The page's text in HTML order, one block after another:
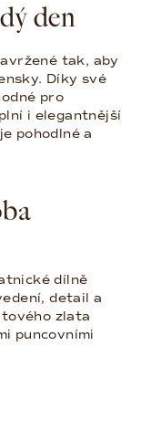
den
tak, aby
Díky své
pro
i elegantnější
pohodlné a
dílně
detail a
zlata
puncovními